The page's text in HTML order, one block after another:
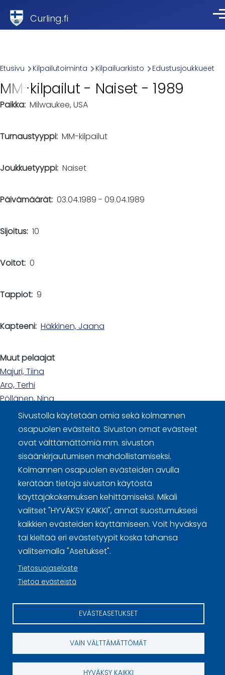
Curling.fi
Breadcrumb
Etusivu Kilpailutoiminta Kilpailuarkisto Edustusjoukkueet
MM-kilpailut - Naiset - 1989
Paikka Milwaukee, USA
Turnaustyyppi MM-kilpailut
Joukkuetyyppi Naiset
Päivämäärät 03.04.1989 - 09.04.1989
Sijoitus 10
Voitot 0
Tappiot 9
Kapteeni Häkkinen, Jaana
Muut pelaajat
Majuri, Tiina
Aro, Terhi
Pöllänen, Nina
Sivustolla käytetään omia sekä kolmannen
osapuolen evästeitä. Sivuston omat evästeet
ovat välttämättömiä mm. sivuston
sisäänkirjautumisen mahdollistamiseksi.
Kolmannen osapuolen evästeiden avulla
kerätään tietoja sivuston käytöstä
käyttäjäkokemuksen kehittämiseksi. Mikäli
valitset "HYVÄKSY KAIKKI", annat suostumuksesi
kaikkien evästeiden käyttämiseen. Voit hyväksyä
tai kieltää eri evästetyypit koska tahansa
valitsemalla "Asetukset".
Tietosuojaseloste
Tietoa evästeistä
EVÄSTEASETUKSET
VAIN VÄLTTÄMÄTTÖMÄT
HYVÄKSY KAIKKI
Curling Finland
Curling.fi
Curling Finland
Sivuston käyttöehdot ja sisällön käyttöoikeudet
Tietoa evästeistä